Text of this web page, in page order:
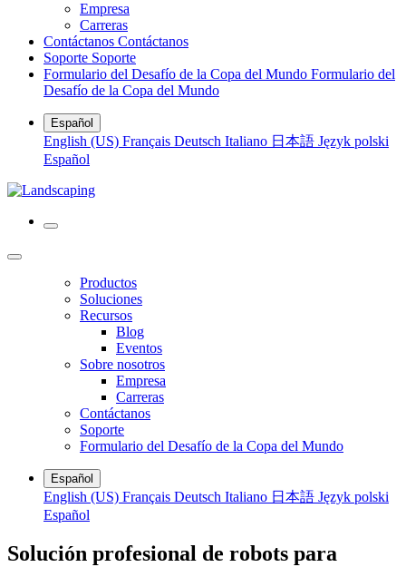
Empresa
Carreras
Contáctanos Contáctanos
Soporte Soporte
Formulario del Desafío de la Copa del Mundo Formulario del
Desafío de la Copa del Mundo
Español
English (US) Français Deutsch Italiano 日本語 Język polski
Español
Productos
Soluciones
Recursos
Blog
Eventos
Sobre nosotros
Empresa
Carreras
Contáctanos
Soporte
Formulario del Desafío de la Copa del Mundo
Español
English (US) Français Deutsch Italiano 日本語 Język polski
Español
Solución profesional de robots para